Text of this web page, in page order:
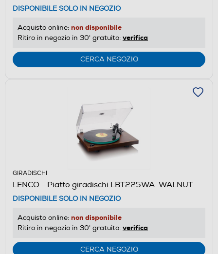
DISPONIBILE SOLO IN NEGOZIO
Acquisto online: non disponibile
Ritiro in negozio in 30' gratuito: verifica
CERCA NEGOZIO
GIRADISCHI
LENCO - Piatto giradischi LBT225WA-WALNUT
DISPONIBILE SOLO IN NEGOZIO
Acquisto online: non disponibile
Ritiro in negozio in 30' gratuito: verifica
CERCA NEGOZIO